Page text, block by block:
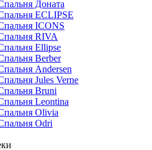
Доната
ECLIPSE
ICONS
RIVA
Ellipse
Berber
Andersen
Jules Verne
Bruni
Leontina
Olivia
Odri